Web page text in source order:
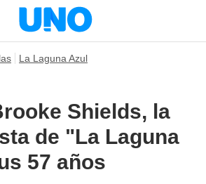
La Laguna Azul
Shields, la
de "La Laguna
57 años